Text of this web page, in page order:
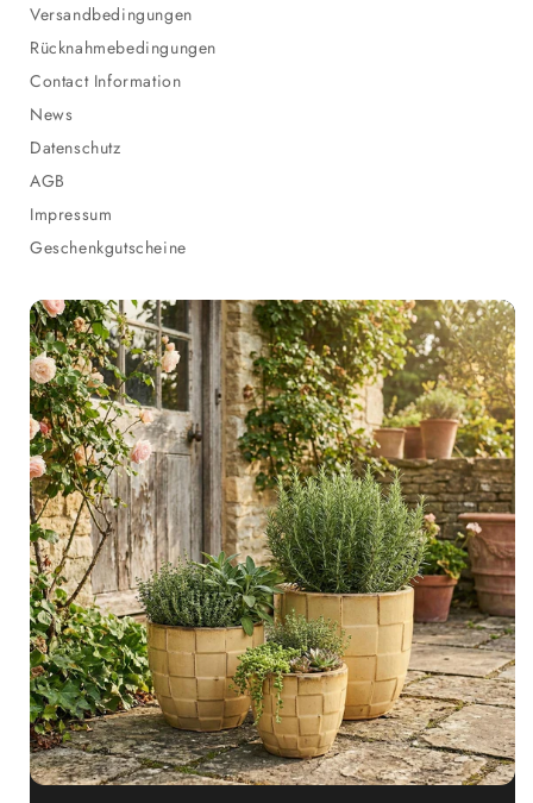
Versandbedingungen
Rücknahmebedingungen
Contact Information
News
Datenschutz
AGB
Impressum
Geschenkgutscheine